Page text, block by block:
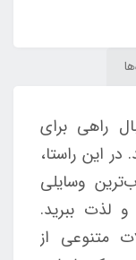
راهی برای
این راستا،
وسایلی
لذت ببرید.
متنوعی از